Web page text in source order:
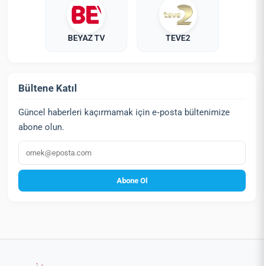
BEYAZ TV TEVE2
Bültene Katıl
Güncel haberleri kaçırmamak için e‑posta bültenimize
abone olun.
E‑posta
Abone Ol